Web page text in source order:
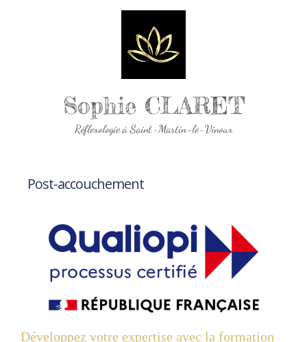
Sophie CLARET
Réflexologie à Saint-Martin-le-Vinoux
Post-accouchement
Développez votre expertise avec la formation